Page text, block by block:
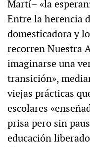
Martí– «la
Entre la herencia
domesticadora y
recorren Nuestra
imaginarse una
transición»,
viejas prácticas
escolares
prisa pero sin
educación